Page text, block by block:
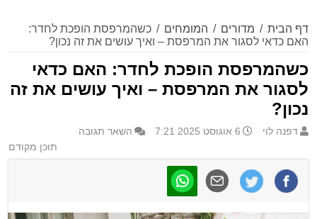
דף הבית / מדורים / המומחים / כשהמרפסת הופכת לחדר:
האם כדאי לסגור את המרפסת – ואיך עושים את זה נכון?
כשהמרפסת הופכת לחדר: האם כדאי
לסגור את המרפסת – ואיך עושים את זה
נכון?
דפנה לוי 6 אוגוסט 2025 7:21
השאר תגובה
תוכן מקודם